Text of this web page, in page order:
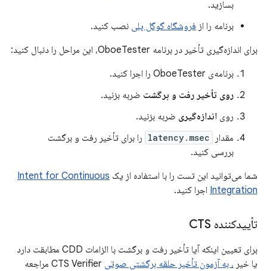
بسازید.
برنامه را از فروشگاه گوگل پلی نصب کنید.
برای اندازه‌گیری تأخیر در برنامه OboeTester، این مراحل را دنبال کنید:
برنامه‌ی OboeTester را اجرا کنید.
روی تأخیر رفت و برگشت ضربه بزنید.
روی اندازه‌گیری ضربه بزنید.
مقدار
latency.msec را برای تأخیر رفت و برگشت
بررسی کنید.
شما می‌توانید این تست را با استفاده از یک Intent for Continuous
Integration اجرا کنید.
تأییدکننده CTS
برای تعیین اینکه آیا تأخیر رفت و برگشت با الزامات CDD مطابقت دارد
یا خیر ، به آزمون تأخیر حلقه برگشتی صوتی
CTS Verifier مراجعه